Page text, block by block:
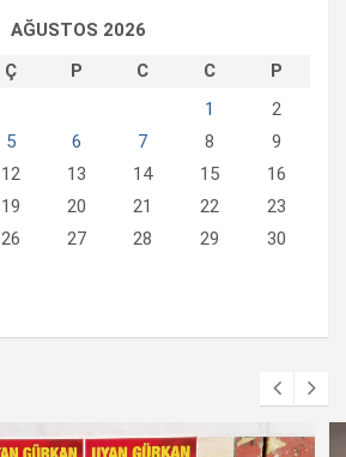
AĞUSTOS 2026
Ç P C C
P
1
2
5 6 7 8
9
12 13 14 15
16
19 20 21 22
23
26 27 28 29
30